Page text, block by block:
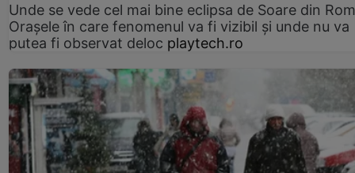
Unde se vede cel mai bine eclipsa de Soare din
Orașele în care fenomenul va fi vizibil și unde nu va
putea fi observat deloc playtech.ro